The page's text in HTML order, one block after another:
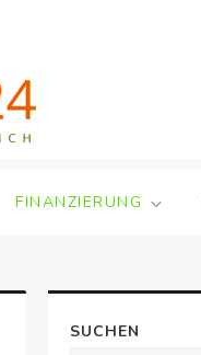
FINANZIERUNG
SUCHEN